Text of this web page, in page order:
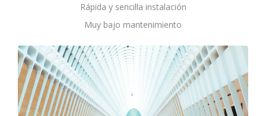
Rápida y sencilla instalación
Muy bajo mantenimiento